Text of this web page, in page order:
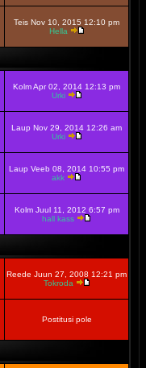
Teis Nov 10, 2015 12:10 pm
Hella
Kolm Apr 02, 2014 12:13 pm
Urki
Laup Nov 29, 2014 12:26 am
Urki
Laup Veeb 08, 2014 10:55 pm
akk
Kolm Juul 11, 2012 6:57 pm
hall kass
Reede Juun 27, 2008 12:21 pm
Tokroda
Postitusi pole